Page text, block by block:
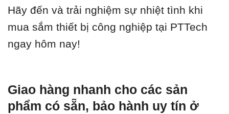
Hãy đến và trải nghiệm sự nhiệt tình khi
mua sắm thiết bị công nghiệp tại PTTech
ngay hôm nay!
Giao hàng nhanh cho các sản
phẩm có sẵn, bảo hành uy tín ở